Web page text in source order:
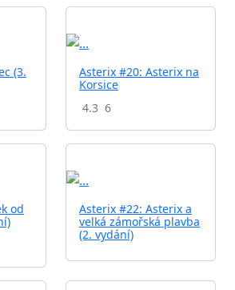
(3.
Asterix #20: Asterix na
Korsice
4.3 6
od
Asterix #22: Asterix a
velká zámořská plavba
(2. vydání)